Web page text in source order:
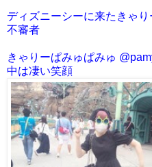
ディズニーシーに来たきゃ
不審者
きゃりーぱみゅぱみゅ
中は凄い笑顔